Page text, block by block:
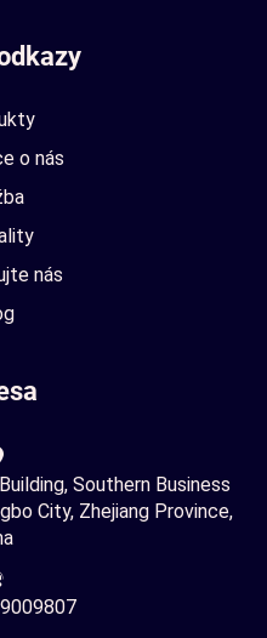
o nás
nás
Southern Business
City, Zhejiang Province,